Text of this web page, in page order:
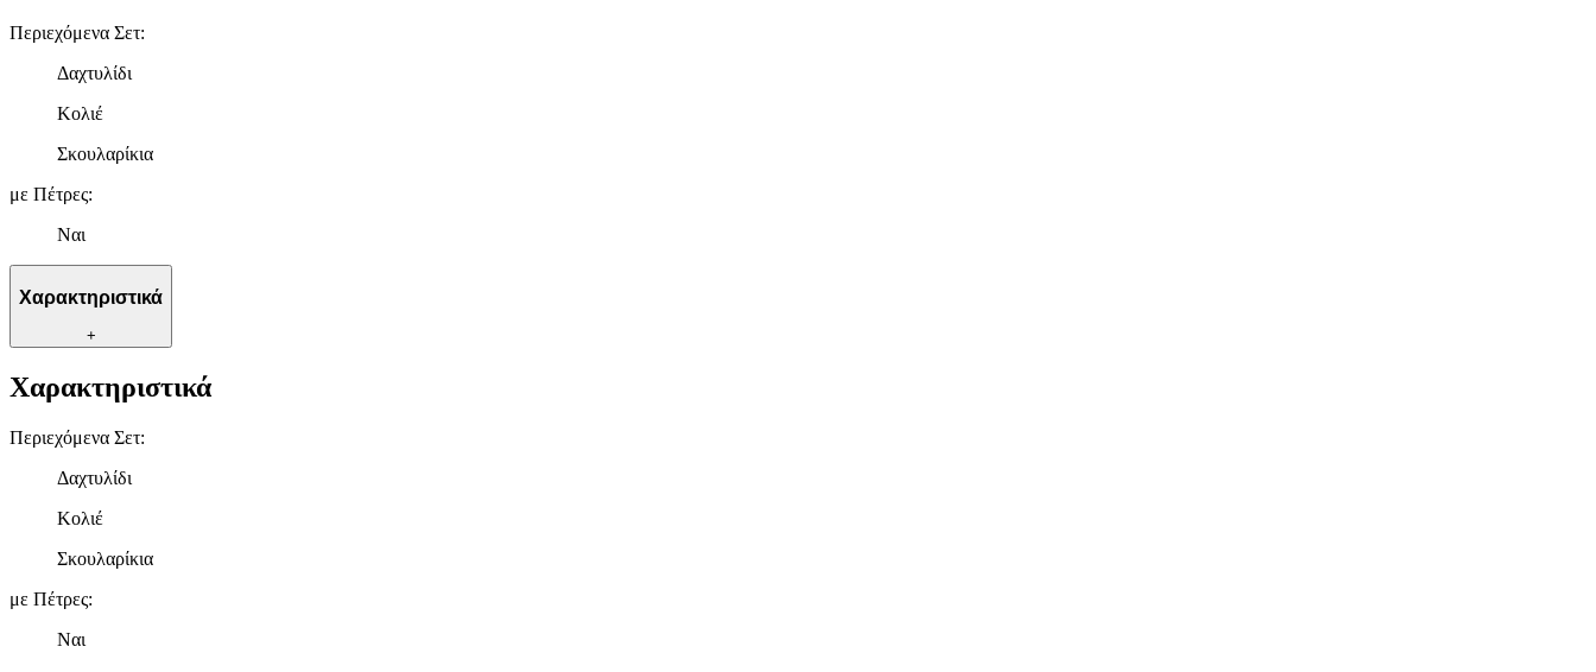
Περιεχόμενα Σετ:
Δαχτυλίδι
Κολιέ
Σκουλαρίκια
με Πέτρες:
Ναι
Χαρακτηριστικά
+
Χαρακτηριστικά
Περιεχόμενα Σετ:
Δαχτυλίδι
Κολιέ
Σκουλαρίκια
με Πέτρες:
Ναι